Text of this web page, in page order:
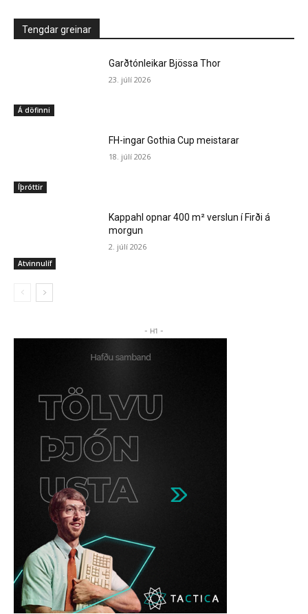
Tengdar greinar
Á döfinni
Garðtónleikar Bjössa Thor
23. júlí 2026
Íþróttir
FH-ingar Gothia Cup meistarar
18. júlí 2026
Atvinnulíf
Kappahl opnar 400 m² verslun í Firði á
morgun
2. júlí 2026
- H1 -